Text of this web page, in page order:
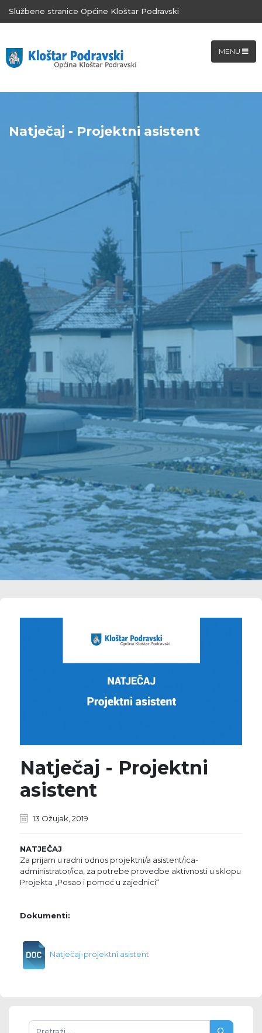
Službene stranice Općine Kloštar Podravski
MENU
Natječaj - Projektni asistent
Natječaj - Projektni
asistent
13 Ožujak, 2019
NATJEČAJ
Za prijam u radni odnos projektni/a asistent/ica-
administrator/ica, za potrebe provedbe aktivnosti u sklopu
Projekta „Posao i pomoć u zajednici“
Dokumenti:
Natječaj-projektni asistent